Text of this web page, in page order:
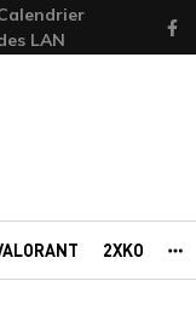
LAN
2XKO